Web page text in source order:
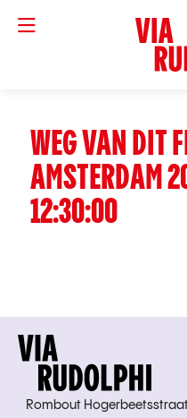
WEG VAN DIT
AMSTERDAM
12:30:00
Rombout